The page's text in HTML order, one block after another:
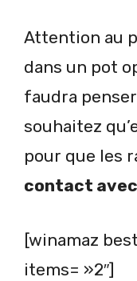
Attention au
dans un pot
faudra
souhaitez
pour que les
contact
[winamaz
items= »2″]